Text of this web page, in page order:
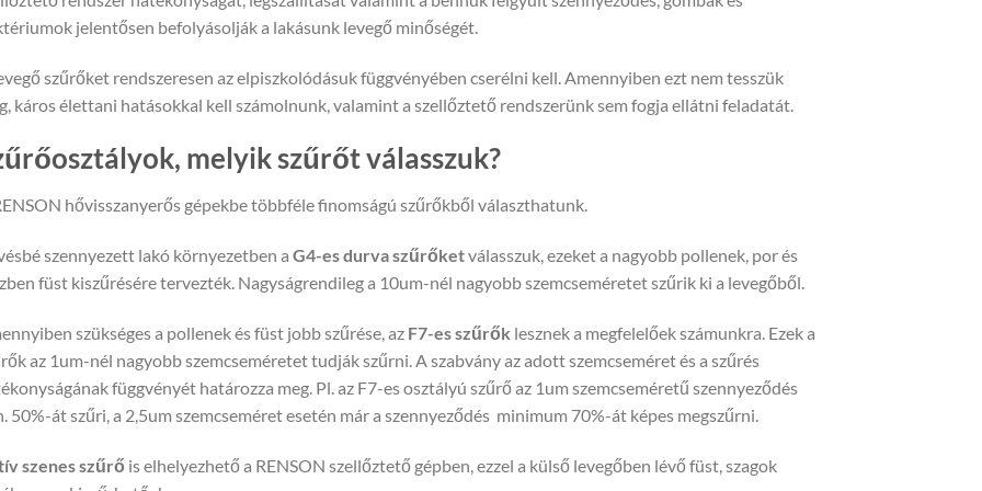
jelentősen befolyásolják a lakásunk levegő minőségét.
szűrőket rendszeresen az elpiszkolódásuk függvényében cserélni kell. Amennyiben ezt nem tesszük
káros élettani hatásokkal kell számolnunk, valamint a szellőztető rendszerünk sem fogja ellátni feladatát.
melyik szűrőt válasszuk?
hővisszanyerős gépekbe többféle finomságú szűrőkből választhatunk.
szennyezett lakó környezetben a G4-es durva szűrőketválasszuk, ezeket a nagyobb pollenek, por és
füst kiszűrésére tervezték. Nagyságrendileg a 10um-nél nagyobb szemcseméretet szűrik ki a levegőből.
szükséges a pollenek és füst jobb szűrése, az F7-es szűrők lesznek a megfelelőek számunkra. Ezek a
az 1um-nél nagyobb szemcseméretet tudják szűrni. A szabvány az adott szemcseméret és a szűrés
függvényét határozza meg. Pl. az F7-es osztályú szűrő az 1um szemcseméretű szennyeződés
50%-át szűri, a 2,5um szemcseméret esetén már a szennyeződés minimum 70%-át képes megszűrni.
szenes szűrő is elhelyezhető a RENSON szellőztető gépben, ezzel a külső levegőben lévő füst, szagok